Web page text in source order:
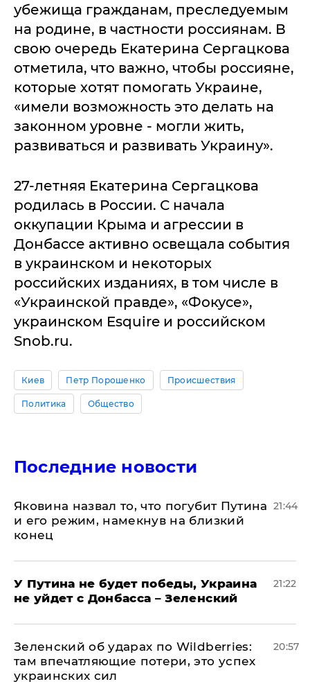
убежища гражданам, преследуемым
на родине, в частности россиянам. В
свою очередь Екатерина Сергацкова
отметила, что важно, чтобы россияне,
которые хотят помогать Украине,
«имели возможность это делать на
законном уровне - могли жить,
развиваться и развивать Украину».
27-летняя Екатерина Сергацкова
родилась в России. С начала
оккупации Крыма и агрессии в
Донбассе активно освещала события
в украинском и некоторых
российских изданиях, в том числе в
«Украинской правде», «Фокусе»,
украинском Esquire и российском
Snob.ru.
Киев Петр Порошенко Происшествия
Политика Общество
Последние новости
Яковина назвал то, что погубит Путина
и его режим, намекнув на близкий
конец
21:44
У Путина не будет победы, Украина
не уйдет с Донбасса – Зеленский
21:22
Зеленский об ударах по Wildberries:
там впечатляющие потери, это успех
украинских сил
20:57